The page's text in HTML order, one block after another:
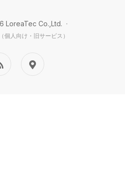
LoreaTec Co.,Ltd. ·
個人向け・旧サービス）